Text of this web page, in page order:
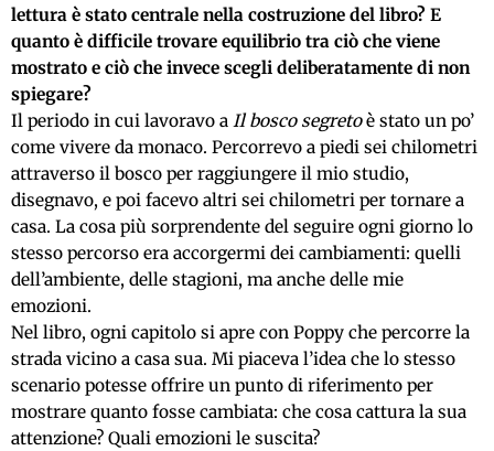
lettura è stato centrale nella costruzione del libro? E
quanto è difficile trovare equilibrio tra ciò che viene
mostrato e ciò che invece scegli deliberatamente di non
spiegare?
Il periodo in cui lavoravo a Il bosco segretoè stato un po’
come vivere da monaco. Percorrevo a piedi sei chilometri
attraverso il bosco per raggiungere il mio studio,
disegnavo, e poi facevo altri sei chilometri per tornare a
casa. La cosa più sorprendente del seguire ogni giorno lo
stesso percorso era accorgermi dei cambiamenti: quelli
dell’ambiente, delle stagioni, ma anche delle mie
emozioni.
Nel libro, ogni capitolo si apre con Poppy che percorre la
strada vicino a casa sua. Mi piaceva l’idea che lo stesso
scenario potesse offrire un punto di riferimento per
mostrare quanto fosse cambiata: che cosa cattura la sua
attenzione? Quali emozioni le suscita?